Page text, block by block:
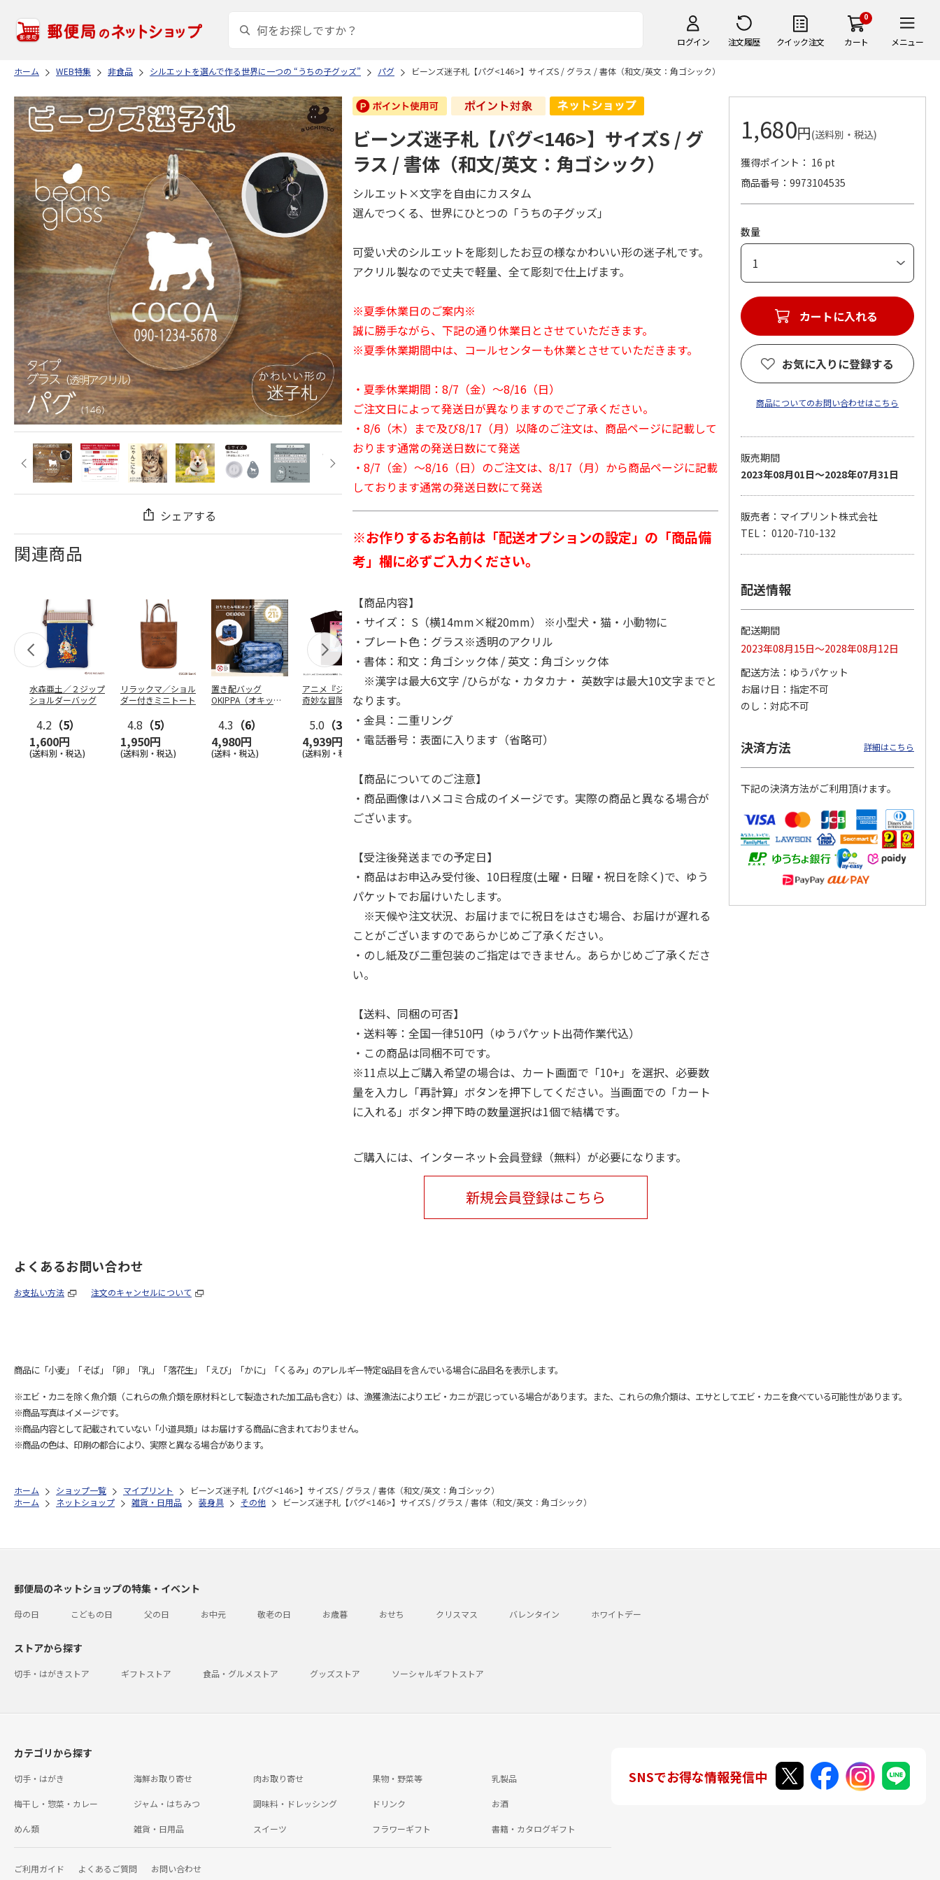
ログイン 注文履歴 クイック注文
0
カート メニュー
ホーム WEB特集 非食品 シルエットを選んで作る世界に一つの “うちの子グッズ” パグ ビーンズ迷子札【パグ<146>】サイズS / グラス / 書体（和文/英文：角ゴシック）
シェアする
関連商品
水森亜土／２ジップ
ショルダーバッグ
4.2 （5）
1,600円
(送料別・税込)
リラックマ／ショル
ダー付きミニトート
4.8 （5）
1,950円
(送料別・税込)
置き配バッグ
OKIPPA（オキッ
4.3 （6）
4,980円
(送料・税込)
アニメ『ジョジョの
奇妙な冒険 黄金の
5.0 （3）
4,939円
(送料別・税込)
コジコジ／ショルダ
ー付きバッグ
4.5（6）
1,760円
POSTIES オリジナ
3,080円
アニメ『ジョジョの
『ジョジョの奇妙な
『ジョジョの奇妙な
冒険 スターダスト
クルセイダース』
3,300円
(送料別・税込)
3,300円
(送料別・税込)
ビーンズ迷子札【パグ<146>】サイズS / グ
ラス / 書体（和文/英文：角ゴシック）
シルエット×文字を自由にカスタム
選んでつくる、世界にひとつの「うちの子グッズ」
可愛い犬のシルエットを彫刻したお豆の様なかわいい形の迷子札です。
アクリル製なので丈夫で軽量、全て彫刻で仕上げます。
※夏季休業日のご案内※
誠に勝手ながら、下記の通り休業日とさせていただきます。
※夏季休業期間中は、コールセンターも休業とさせていただきます。
・夏季休業期間：8/7（金）～8/16（日）
ご注文日によって発送日が異なりますのでご了承ください。
・8/6（木）まで及び8/17（月）以降のご注文は、商品ページに記載して
おります通常の発送日数にて発送
・8/7（金）～8/16（日）のご注文は、8/17（月）から商品ページに記載
しております通常の発送日数にて発送
※お作りするお名前は「配送オプションの設定」の「商品備
考」欄に必ずご入力ください。
【商品内容】
・サイズ： S（横14mm×縦20mm） ※小型犬・猫・小動物に
・プレート色：グラス※透明のアクリル
・書体：和文：角ゴシック体 / 英文：角ゴシック体
※漢字は最大6文字 /ひらがな・カタカナ・ 英数字は最大10文字までと
なります。
・金具：二重リング
・電話番号：表面に入ります（省略可）
【商品についてのご注意】
・商品画像はハメコミ合成のイメージです。実際の商品と異なる場合が
ございます。
【受注後発送までの予定日】
・商品はお申込み受付後、10日程度(土曜・日曜・祝日を除く)で、ゆう
パケットでお届けいたします。
※天候や注文状況、お届けまでに祝日をはさむ場合、お届けが遅れる
ことがございますのであらかじめご了承ください。
・のし紙及び二重包装のご指定はできません。あらかじめご了承くださ
い。
【送料、同梱の可否】
・送料等：全国一律510円（ゆうパケット出荷作業代込）
・この商品は同梱不可です。
※11点以上ご購入希望の場合は、カート画面で「10+」を選択、必要数
量を入力し「再計算」ボタンを押下してください。当画面での「カート
に入れる」ボタン押下時の数量選択は1個で結構です。
ご購入には、インターネット会員登録（無料）が必要になります。
新規会員登録はこちら
1,680円(送料別・税込)
獲得ポイント： 16 pt
商品番号
9973104535
数量
カートに入れる
お気に入りに登録する
商品についてのお問い合わせはこちら
販売期間
2023年08月01日～2028年07月31日
販売者：マイプリント株式会社
TEL： 0120-710-132
配送情報
配送期間
2023年08月15日～2028年08月12日
配送方法
ゆうパケット
お届け日
指定不可
のし
対応不可
決済方法 詳細はこちら
下記の決済方法がご利用頂けます。
よくあるお問い合わせ
お支払い方法 注文のキャンセルについて
商品に「小麦」「そば」「卵」「乳」「落花生」「えび」「かに」「くるみ」のアレルギー特定8品目を含んでいる場合に品目名を表示します。
※エビ・カニを除く魚介類（これらの魚介類を原材料として製造された加工品も含む）は、漁獲漁法によりエビ・カニが混じっている場合があります。また、これらの魚介類は、エサとしてエビ・カニを食べている可能性があります。
※商品写真はイメージです。
※商品内容として記載されていない「小道具類」はお届けする商品に含まれておりません。
※商品の色は、印刷の都合により、実際と異なる場合があります。
ホーム ショップ一覧 マイプリント
ビーンズ迷子札【パグ<146>】サイズS / グラス / 書体（和文/英文：角ゴシック）
ホーム
ネットショップ 雑貨・日用品 装身具 その他 ビーンズ迷子札【パグ<146>】サイズS / グラス / 書体（和文/英文：角ゴシック）
郵便局のネットショップの特集・イベント
母の日 こどもの日 父の日 お中元 敬老の日 お歳暮 おせち クリスマス バレンタイン ホワイトデー
ストアから探す
切手・はがきストア ギフトストア 食品・グルメストア グッズストア ソーシャルギフトストア
カテゴリから探す
切手・はがき 海鮮お取り寄せ 肉お取り寄せ 果物・野菜等 乳製品
梅干し・惣菜・カレー ジャム・はちみつ 調味料・ドレッシング ドリンク お酒
めん類 雑貨・日用品 スイーツ フラワーギフト 書籍・カタログギフト
ご利用ガイド よくあるご質問 お問い合わせ
SNSでお得な情報発信中